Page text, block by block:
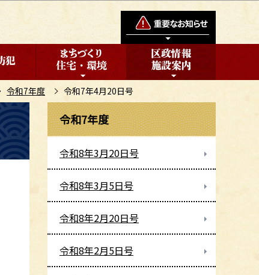
令和7年度 令和7年4月20日号
令和7年度
令和8年3月20日号
令和8年3月5日号
令和8年2月20日号
令和8年2月5日号